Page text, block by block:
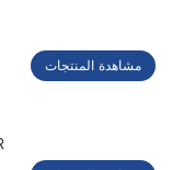
مشاهدة المنتجات